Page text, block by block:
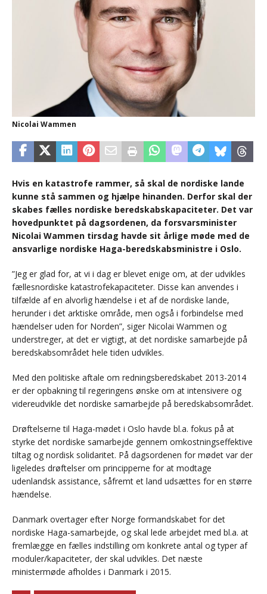
Nicolai Wammen
Hvis en katastrofe rammer, så skal de nordiske lande
kunne stå sammen og hjælpe hinanden. Derfor skal der
skabes fælles nordiske beredskabskapaciteter. Det var
hovedpunktet på dagsordenen, da forsvarsminister
Nicolai Wammen tirsdag havde sit årlige møde med de
ansvarlige nordiske Haga-beredskabsministre i Oslo.
”Jeg er glad for, at vi i dag er blevet enige om, at der udvikles
fællesnordiske katastrofekapaciteter. Disse kan anvendes i
tilfælde af en alvorlig hændelse i et af de nordiske lande,
herunder i det arktiske område, men også i forbindelse med
hændelser uden for Norden”, siger Nicolai Wammen og
understreger, at det er vigtigt, at det nordiske samarbejde på
beredskabsområdet hele tiden udvikles.
Med den politiske aftale om redningsberedskabet 2013-2014
er der opbakning til regeringens ønske om at intensivere og
videreudvikle det nordiske samarbejde på beredskabsområdet.
Drøftelserne til Haga-mødet i Oslo havde bl.a. fokus på at
styrke det nordiske samarbejde gennem omkostningseffektive
tiltag og nordisk solidaritet. På dagsordenen for mødet var der
ligeledes drøftelser om principperne for at modtage
udenlandsk assistance, såfremt et land udsættes for en større
hændelse.
Danmark overtager efter Norge formandskabet for det
nordiske Haga-samarbejde, og skal lede arbejdet med bl.a. at
fremlægge en fælles indstilling om konkrete antal og typer af
moduler/kapaciteter, der skal udvikles. Det næste
ministermøde afholdes i Danmark i 2015.